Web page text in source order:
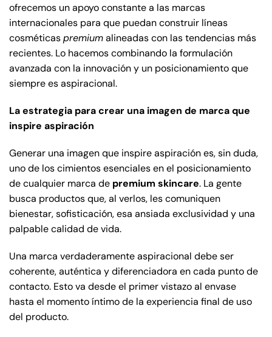
ofrecemos un apoyo constante a las marcas
internacionales para que puedan construir líneas
cosméticaspremiumalineadas con las tendencias más
recientes. Lo hacemos combinando la formulación
avanzada con la innovación y un posicionamiento que
siempre es aspiracional.
La estrategia para crear una imagen de marca que
inspire aspiración
Generar una imagen que inspire aspiración es, sin duda,
uno de los cimientos esenciales en el posicionamiento
de cualquier marca de premium skincare. La gente
busca productos que, al verlos, les comuniquen
bienestar, sofisticación, esa ansiada exclusividad y una
palpable calidad de vida.
Una marca verdaderamente aspiracional debe ser
coherente, auténtica y diferenciadora en cada punto de
contacto. Esto va desde el primer vistazo al envase
hasta el momento íntimo de la experiencia final de uso
del producto.